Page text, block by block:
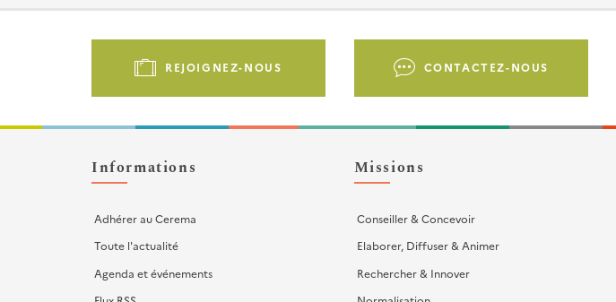
Pied
Liens
d'actions
REJOIGNEZ-NOUS CONTACTEZ-NOUS
Informations
Adhérer au Cerema
Toute l'actualité
Agenda et événements
Missions
Conseiller & Concevoir
Elaborer, Diffuser & Animer
Rechercher & Innover